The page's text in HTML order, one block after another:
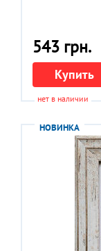
543 грн.
Купить
нет в наличии
НОВИНКА